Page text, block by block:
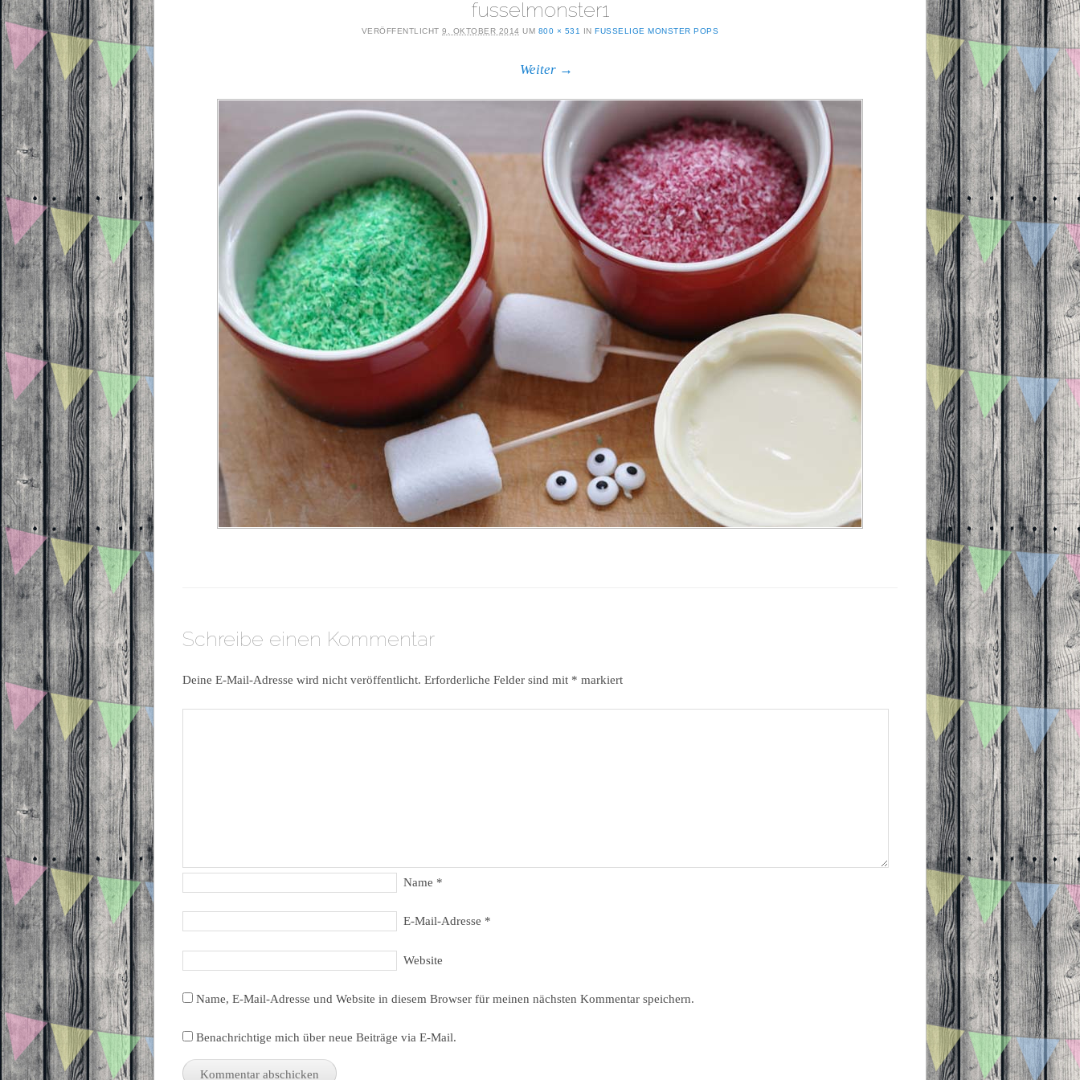
fusselmonster1
VERÖFFENTLICHT9. OKTOBER 2014 UM 800 × 531 INFUSSELIGE MONSTER POPS
Weiter →
Schreibe einen Kommentar
Deine E-Mail-Adresse wird nicht veröffentlicht. Erforderliche Felder sind mit * markiert
Name *
E-Mail-Adresse *
Website
Name, E-Mail-Adresse und Website in diesem Browser für meinen nächsten Kommentar speichern.
Benachrichtige mich über neue Beiträge via E-Mail.